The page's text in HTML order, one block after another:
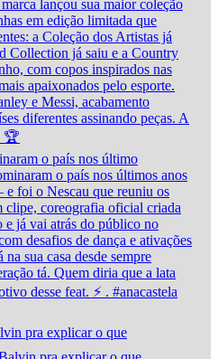
o país nos último
pra explicar o que